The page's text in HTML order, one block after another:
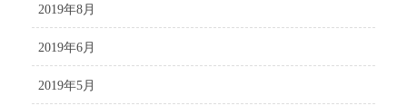
2019年8月
2019年6月
2019年5月